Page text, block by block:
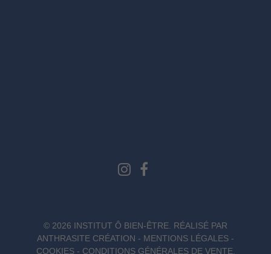
© 2026 INSTITUT Ô BIEN-ÊTRE. RÉALISÉ PAR
ANTHRASITE CRÉATION - MENTIONS LÉGALES -
COOKIES- CONDITIONS GÉNÉRALES DE VENTE.